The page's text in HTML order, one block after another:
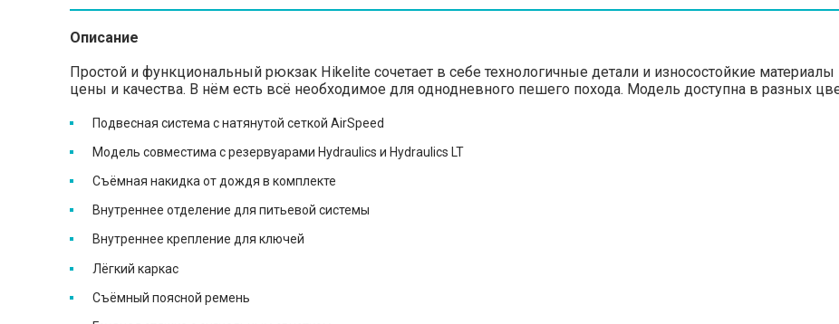
Описание
Простой и функциональный рюкзак Hikelite сочетает в себе технологичные детали и износостойкие
цены и качества. В нём есть всё необходимое для однодневного пешего похода. Модель доступна в разных
Подвесная система с натянутой сеткой AirSpeed
Модель совместима с резервуарами Hydraulics и Hydraulics LT
Съёмная накидка от дождя в комплекте
Внутреннее отделение для питьевой системы
Внутреннее крепление для ключей
Лёгкий каркас
Съёмный поясной ремень